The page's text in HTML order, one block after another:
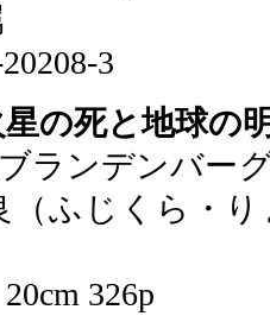
3
星の死と地球の
ランデンバー
（ふじくら・
326p